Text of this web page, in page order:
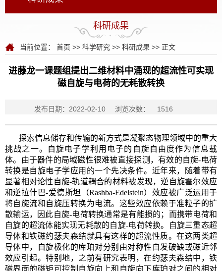
科研成果
当前位置： 首页 >> 科学研究 >> 科研成果 >> 正文
进藤龙一课题组提出二维材料中涌现的超流性可实现
磁自旋与电荷的无耗散转换
发布日期：2022-02-10 浏览次数： 1516
探索信息储存和传输的新方式是凝聚态物理领域中的重大
挑战之一。自旋电子学利用电子的自旋自由度作为信息载
体。由于器件的局域磁性很难被直接探测，有效的自旋-电荷
转换是自旋电子学应用的一个先决条件。近年来，随着带有
显著相对论性自旋-轨道耦合的材料被发现，逆自旋霍尔效应
和逆拉什巴-爱德斯坦（Rashba-Edelstein）效应被广泛运用于
将自旋流和自旋压转换为电流。这些效应依赖于准粒子的扩
散输运，因此自旋-电荷转换通常是有能损的；而携带电荷和
自旋的超流体能实现无耗散的自旋-电荷转换。自旋三重态超
导体和铁磁约瑟夫森结就具有这样的超流性质。在这两类超
导体中，自旋极化的库珀对分别由对称性自发破缺或磁近邻
效应引起。特别地，之前有研究表明，在约瑟夫森结中，铁
磁界面的磁矩可控制自旋向上和自旋向下库珀对之间的相对